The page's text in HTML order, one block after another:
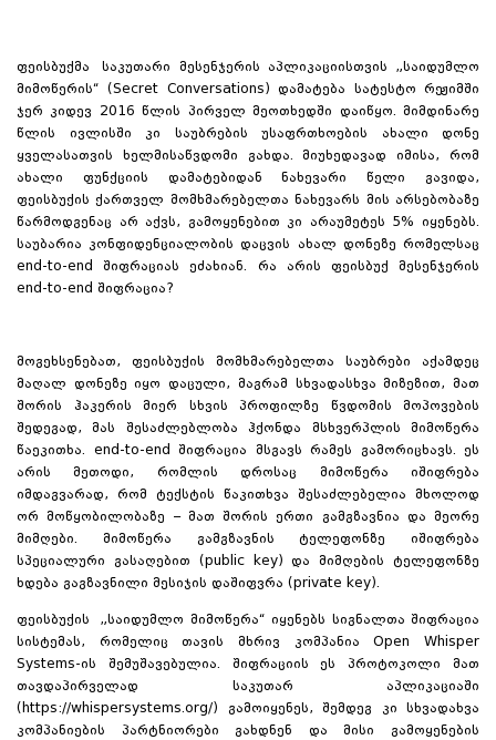
ფეისბუქმა საკუთარი მესენჯერის აპლიკაციისთვის „საიდუმლო
მიმოწერის“ (Secret Conversations) დამატება სატესტო რეჟიმში
ჯერ კიდევ 2016 წლის პირველ მეოთხედში დაიწყო. მიმდინარე
წლის ივლისში კი საუბრების უსაფრთხოების ახალი დონე
ყველასათვის ხელმისაწვდომი გახდა. მიუხედავად იმისა, რომ
ახალი ფუნქციის დამატებიდან ნახევარი წელი გავიდა,
ფეისბუქის ქართველ მომხმარებელთა ნახევარს მის არსებობაზე
წარმოდგენაც არ აქვს, გამოყენებით კი არაუმეტეს 5% იყენებს.
საუბარია კონფიდენციალობის დაცვის ახალ დონეზე რომელსაც
end-to-end შიფრაციას ეძახიან. რა არის ფეისბუქ მესენჯერის
end-to-end შიფრაცია?
მოგეხსენებათ, ფეისბუქის მომხმარებელთა საუბრები აქამდეც
მაღალ დონეზე იყო დაცული, მაგრამ სხვადასხვა მიზეზით, მათ
შორის ჰაკერის მიერ სხვის პროფილზე წვდომის მოპოვების
შედეგად, მას შესაძლებლობა ჰქონდა მსხვერპლის მიმოწერა
წაეკითხა. end-to-end შიფრაცია მსგავს რამეს გამორიცხავს. ეს
არის მეთოდი, რომლის დროსაც მიმოწერა იშიფრება
იმდაგვარად, რომ ტექსტის წაკითხვა შესაძლებელია მხოლოდ
ორ მოწყობილობაზე – მათ შორის ერთი გამგზავნია და მეორე
მიმღები. მიმოწერა გამგზავნის ტელეფონზე იშიფრება
სპეციალური გასაღებით (public key) და მიმღების ტელეფონზე
ხდება გაგზავნილი მესიჯის დაშიფვრა (private key).
ფეისბუქის „საიდუმლო მიმოწერა“ იყენებს სიგნალთა შიფრაცია
სისტემას, რომელიც თავის მხრივ კომპანია Open Whisper
Systems-ის შემუშავებულია. შიფრაციის ეს პროტოკოლი მათ
თავდაპირველად საკუთარ აპლიკაციაში
( https://whispersystems.org/) გამოიყენეს, შემდეგ კი სხვადახვა
კომპანიების პარტნიორები გახდნენ და მისი გამოყენების